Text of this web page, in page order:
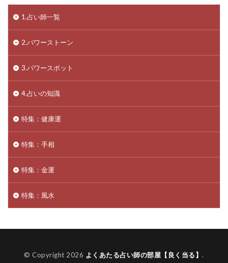
1.占い師一覧
2.パワーストーン
3.パワースポット
4.占いの知識
特集：健康運
特集：手相
特集：金運
特集：風水
© Copyright 2026 よくあたる占い師の部屋【良く当る】.